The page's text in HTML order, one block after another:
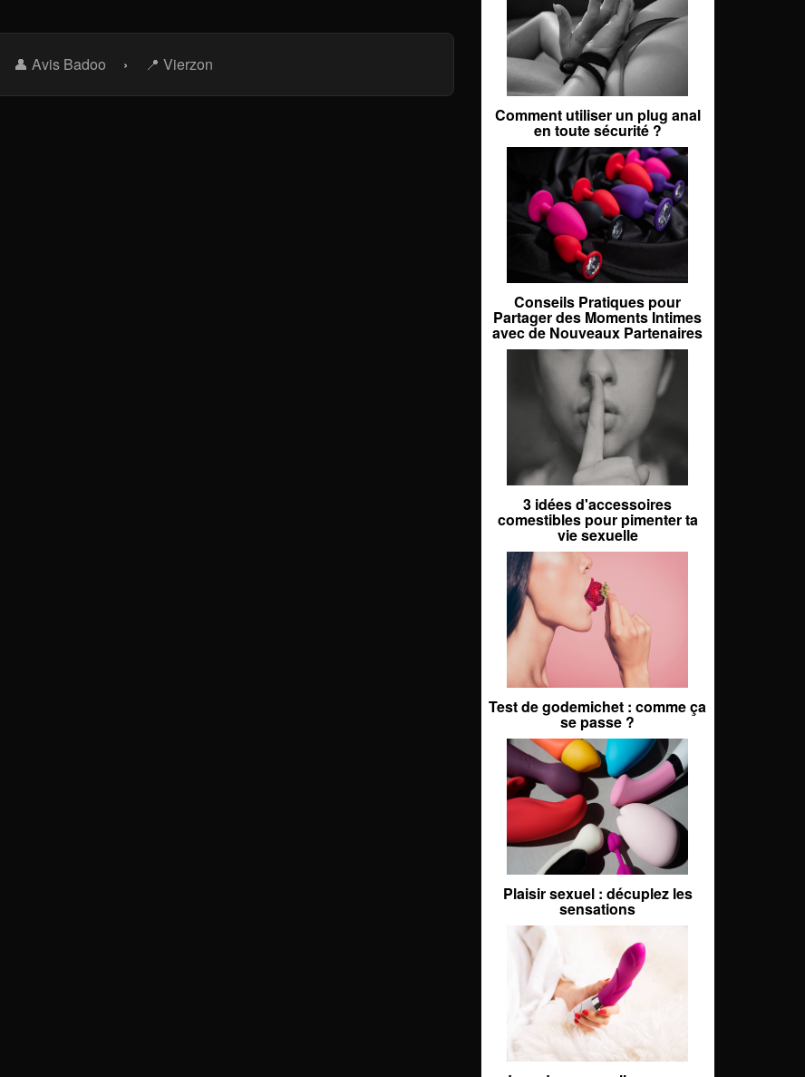
👤 Avis Badoo › 📍 Vierzon
Comment utiliser un plug anal
en toute sécurité ?
Conseils Pratiques pour
Partager des Moments Intimes
avec de Nouveaux Partenaires
3 idées d'accessoires
comestibles pour pimenter ta
vie sexuelle
Test de godemichet : comme ça
se passe ?
Plaisir sexuel : décuplez les
sensations